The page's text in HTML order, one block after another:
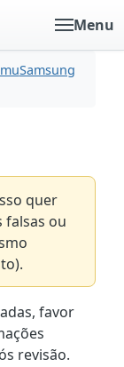
Menu
Samsung
quer
falsas ou
favor
revisão.